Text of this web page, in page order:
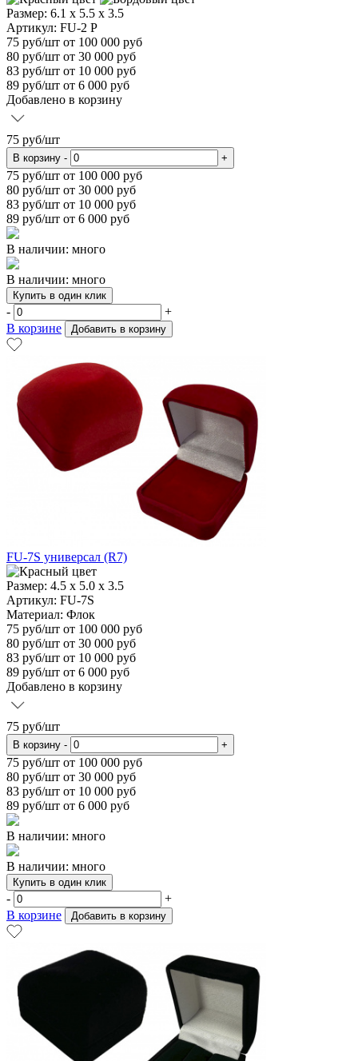
Размер: 6.1 x 5.5 x 3.5
Артикул: FU-2 P
75 руб/шт от 100 000 руб
80 руб/шт от 30 000 руб
83 руб/шт от 10 000 руб
89 руб/шт от 6 000 руб
Добавлено в корзину
75 руб/шт
В корзину - +
75 руб/шт от 100 000 руб
80 руб/шт от 30 000 руб
83 руб/шт от 10 000 руб
89 руб/шт от 6 000 руб
В наличии: много
В наличии: много
Купить в один клик
-
+
В корзине
Добавить в корзину
FU-7S универсал (R7)
Размер: 4.5 x 5.0 x 3.5
Артикул: FU-7S
Материал: Флок
75 руб/шт от 100 000 руб
80 руб/шт от 30 000 руб
83 руб/шт от 10 000 руб
89 руб/шт от 6 000 руб
Добавлено в корзину
75 руб/шт
В корзину - +
75 руб/шт от 100 000 руб
80 руб/шт от 30 000 руб
83 руб/шт от 10 000 руб
89 руб/шт от 6 000 руб
В наличии: много
В наличии: много
Купить в один клик
-
+
В корзине
Добавить в корзину